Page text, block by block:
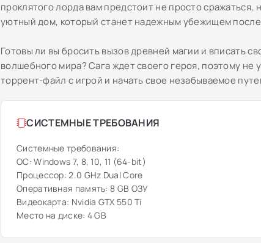
проклятого лорда вам предстоит не просто сражаться,
уютный дом, который станет надежным убежищем
Готовы ли вы бросить вызов древней магии и вписать
волшебного мира? Сага ждет своего героя, поэтому не
торрент-файл с игрой и начать свое незабываемое
СИСТЕМНЫЕ ТРЕБОВАНИЯ
Системные требования:
ОС: Windows 7, 8, 10, 11 (64-bit)
Процессор: 2.0 GHz Dual Core
Оперативная память: 8 GB ОЗУ
Видеокарта: Nvidia GTX 550 Ti
Место на диске: 4 GB